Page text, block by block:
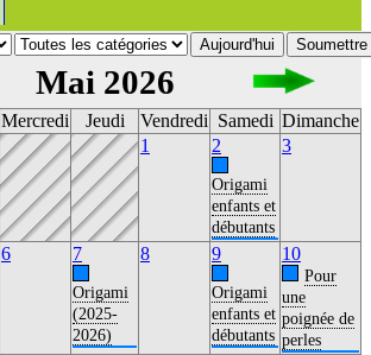
Mai 2026
Mercredi Jeudi Vendredi Samedi Dimanche
1 2
Origami
enfants et
débutants
3
6 7
Origami
(2025-
2026)
8 9
Origami
enfants et
débutants
10
Pour
une
poignée de
perles